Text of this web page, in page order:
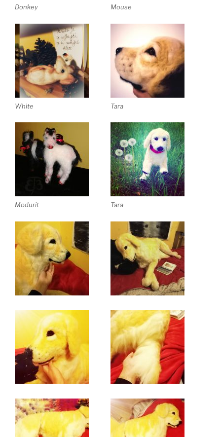
Donkey Mouse
White Tara
Modurit Tara